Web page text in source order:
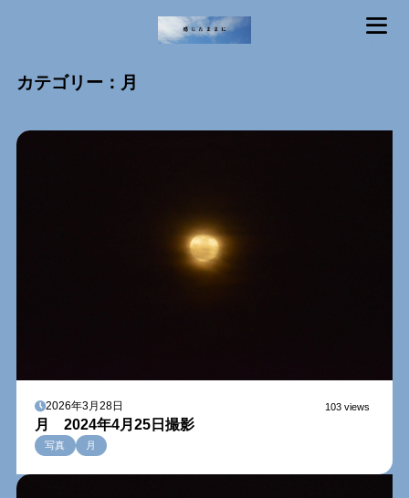
カテゴリー：月
2026年3月28日 103 views
月 2024年4月25日撮影
写真 月